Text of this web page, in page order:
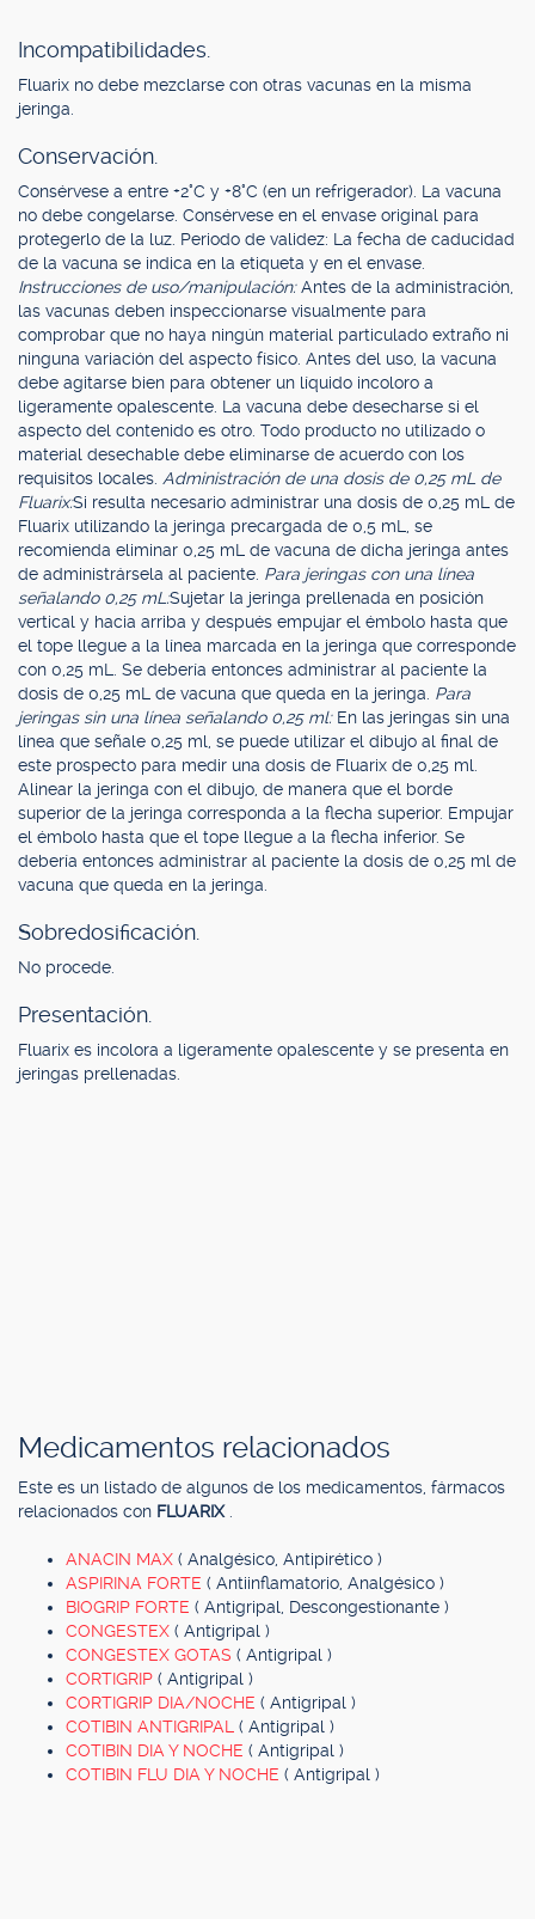
Incompatibilidades.
Fluarix no debe mezclarse con otras vacunas en la misma
jeringa.
Conservación.
Consérvese a entre +2°C y +8°C (en un refrigerador). La vacuna
no debe congelarse. Consérvese en el envase original para
protegerlo de la luz. Periodo de validez: La fecha de caducidad
de la vacuna se indica en la etiqueta y en el envase.
Instrucciones de uso/manipulación:Antes de la administración,
las vacunas deben inspeccionarse visualmente para
comprobar que no haya ningún material particulado extraño ni
ninguna variación del aspecto físico. Antes del uso, la vacuna
debe agitarse bien para obtener un líquido incoloro a
ligeramente opalescente. La vacuna debe desecharse si el
aspecto del contenido es otro. Todo producto no utilizado o
material desechable debe eliminarse de acuerdo con los
requisitos locales. Administración de una dosis de 0,25 mL de
Fluarix:Si resulta necesario administrar una dosis de 0,25 mL de
Fluarix utilizando la jeringa precargada de 0,5 mL, se
recomienda eliminar 0,25 mL de vacuna de dicha jeringa antes
de administrársela al paciente. Para jeringas con una línea
señalando 0,25 mL:Sujetar la jeringa prellenada en posición
vertical y hacia arriba y después empujar el émbolo hasta que
el tope llegue a la línea marcada en la jeringa que corresponde
con 0,25 mL. Se debería entonces administrar al paciente la
dosis de 0,25 mL de vacuna que queda en la jeringa. Para
jeringas sin una línea señalando 0,25 ml: En las jeringas sin una
línea que señale 0,25 ml, se puede utilizar el dibujo al final de
este prospecto para medir una dosis de Fluarix de 0,25 ml.
Alinear la jeringa con el dibujo, de manera que el borde
superior de la jeringa corresponda a la flecha superior. Empujar
el émbolo hasta que el tope llegue a la flecha inferior. Se
debería entonces administrar al paciente la dosis de 0,25 ml de
vacuna que queda en la jeringa.
Sobredosificación.
No procede.
Presentación.
Fluarix es incolora a ligeramente opalescente y se presenta en
jeringas prellenadas.
Medicamentos relacionados
Este es un listado de algunos de los medicamentos, fármacos
relacionados con FLUARIX
ANACIN MAX ( Analgésico, Antipirético )
ASPIRINA FORTE ( Antiinflamatorio, Analgésico )
BIOGRIP FORTE ( Antigripal, Descongestionante )
CONGESTEX ( Antigripal )
CONGESTEX GOTAS ( Antigripal )
CORTIGRIP ( Antigripal )
CORTIGRIP DIA/NOCHE ( Antigripal )
COTIBIN ANTIGRIPAL ( Antigripal )
COTIBIN DIA Y NOCHE ( Antigripal )
COTIBIN FLU DIA Y NOCHE ( Antigripal )